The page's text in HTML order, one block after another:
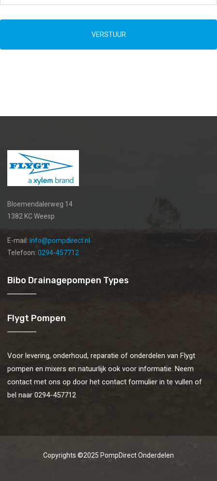
VERSTUUR
Bloemendalerweg 14
1382 KC Weesp
E-mail: info@pompdirect.nl
Telefoon: 0294-457712
Bibo Drainagepompen Types
Flygt Pompen
Voor levering, onderhoud, reparatie of onderdelen van Flygt
pompen en mixers en natuurlijk ook voor informatie. Neem
contact met ons op door het contact formulier in te vullen of
bel naar 0294-457712
Copyrights ©2025 PompDirect Onderdelen